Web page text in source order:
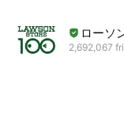
ローソ
2,692,067